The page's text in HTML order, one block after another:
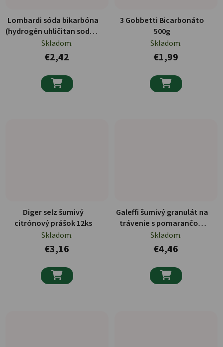
Lombardi sóda bikarbóna
(hydrogén uhličitan sodný)
500g
Skladom.
€2,42

3 Gobbetti Bicarbonáto
500g
Skladom.
€1,99

Diger selz šumivý
citrónový prášok 12ks
Skladom.
€3,16

Galeffi šumivý granulát na
trávenie s pomarančom
250g
Skladom.
€4,46
